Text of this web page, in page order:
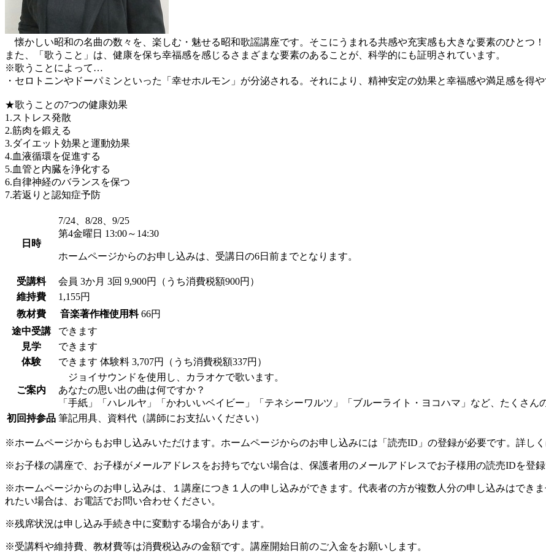
懐かしい昭和の名曲の数々を、楽しむ・魅せる昭和歌謡講座です。そこにうまれる共感や充実感も大きな要素のひとつ！
また、「歌うこと」は、健康を保ち幸福感を感じるさまざまな要素のあることが、科学的にも証明されています。
※歌うことによって…
・セロトニンやドーパミンといった「幸せホルモン」が分泌される。それにより、精神安定の効果と幸福感や満足感を得
★歌うことの7つの健康効果
1.ストレス発散
2.筋肉を鍛える
3.ダイエット効果と運動効果
4.血液循環を促進する
5.血管と内臓を浄化する
6.自律神経のバランスを保つ
7.若返りと認知症予防
日時
7/24、8/28、9/25
第4金曜日 13:00～14:30
ホームページからのお申し込みは、受講日の6日前までとなります。
受講料 会員 3か月 3回 9,900円（うち消費税額900円）
維持費
1,155円
教材費
音楽著作権使用料 66円
途中受講
できます
見学
できます
体験
できます 体験料 3,707円（うち消費税額337円）
ご案内
ジョイサウンドを使用し、カラオケで歌います。
あなたの思い出の曲は何ですか？
「手紙」「ハレルヤ」「かわいいベイビー」「テネシーワルツ」「ブルーライト・ヨコハマ」など、たくさん
初回持参品 筆記用具、資料代（講師にお支払いください）
※ホームページからもお申し込みいただけます。ホームページからのお申し込みには「読売ID」の登録が必要です。詳し
※お子様の講座で、お子様がメールアドレスをお持ちでない場合は、保護者用のメールアドレスでお子様用の読売IDを登録
※ホームページからのお申し込みは、１講座につき１人の申し込みができます。代表者の方が複数人分の申し込みはでき
れたい場合は、お電話でお問い合わせください。
※残席状況は申し込み手続き中に変動する場合があります。
※受講料や維持費、教材費等は消費税込みの金額です。講座開始日前のご入金をお願いします。